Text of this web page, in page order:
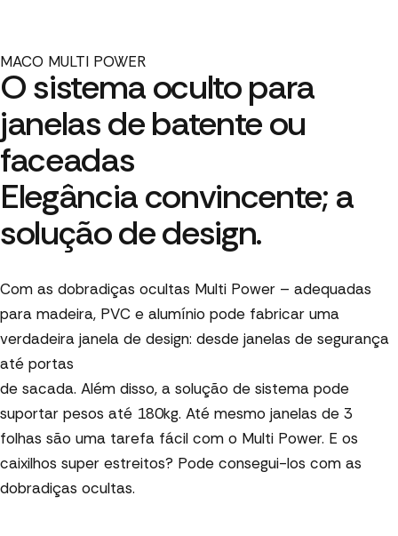
MACO MULTI POWER
O sistema oculto para
janelas de batente ou
faceadas
Elegância convincente; a
solução de design.
Com as dobradiças ocultas Multi Power – adequadas
para madeira, PVC e alumínio pode fabricar uma
verdadeira janela de design: desde janelas de segurança
até portas
de sacada. Além disso, a solução de sistema pode
suportar pesos até 180kg. Até mesmo janelas de 3
folhas são uma tarefa fácil com o Multi Power. E os
caixilhos super estreitos? Pode consegui-los com as
dobradiças ocultas.